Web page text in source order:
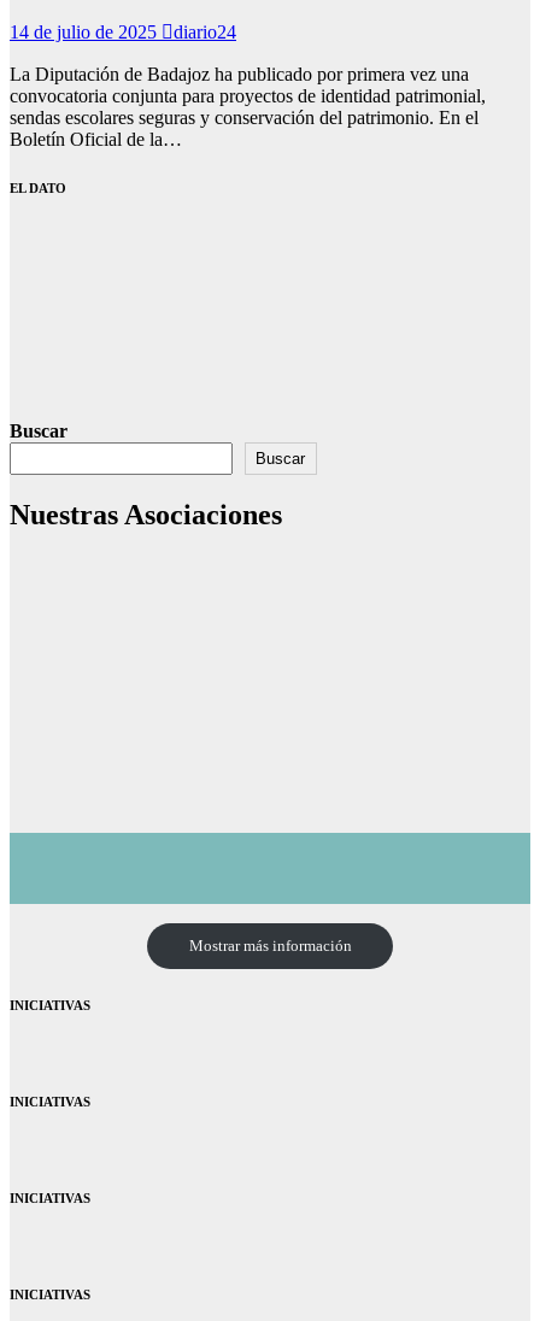
14 de julio de 2025 diario24
La Diputación de Badajoz ha publicado por primera vez una
convocatoria conjunta para proyectos de identidad patrimonial,
sendas escolares seguras y conservación del patrimonio. En el
Boletín Oficial de la…
EL DATO
Buscar
Buscar
Nuestras Asociaciones
Mostrar más información
INICIATIVAS
INICIATIVAS
INICIATIVAS
INICIATIVAS